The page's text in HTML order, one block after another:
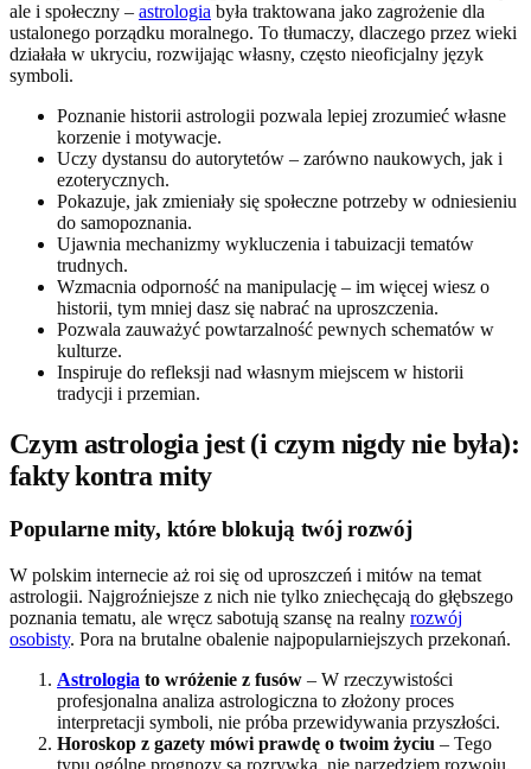
ale i społeczny – astrologia była traktowana jako zagrożenie dla
ustalonego porządku moralnego. To tłumaczy, dlaczego przez wieki
działała w ukryciu, rozwijając własny, często nieoficjalny język
symboli.
Poznanie historii astrologii pozwala lepiej zrozumieć własne
korzenie i motywacje.
Uczy dystansu do autorytetów – zarówno naukowych, jak i
ezoterycznych.
Pokazuje, jak zmieniały się społeczne potrzeby w odniesieniu
do samopoznania.
Ujawnia mechanizmy wykluczenia i tabuizacji tematów
trudnych.
Wzmacnia odporność na manipulację – im więcej wiesz o
historii, tym mniej dasz się nabrać na uproszczenia.
Pozwala zauważyć powtarzalność pewnych schematów w
kulturze.
Inspiruje do refleksji nad własnym miejscem w historii
tradycji i przemian.
Czym astrologia jest (i czym nigdy nie była):
fakty kontra mity
Popularne mity, które blokują twój rozwój
W polskim internecie aż roi się od uproszczeń i mitów na temat
astrologii. Najgroźniejsze z nich nie tylko zniechęcają do głębszego
poznania tematu, ale wręcz sabotują szansę na realny rozwój
osobisty. Pora na brutalne obalenie najpopularniejszych przekonań.
Astrologia to wróżenie z fusów – W rzeczywistości
profesjonalna analiza astrologiczna to złożony proces
interpretacji symboli, nie próba przewidywania przyszłości.
Horoskop z gazety mówi prawdę o twoim życiu – Tego
typu ogólne prognozy są rozrywką, nie narzędziem rozwoju.